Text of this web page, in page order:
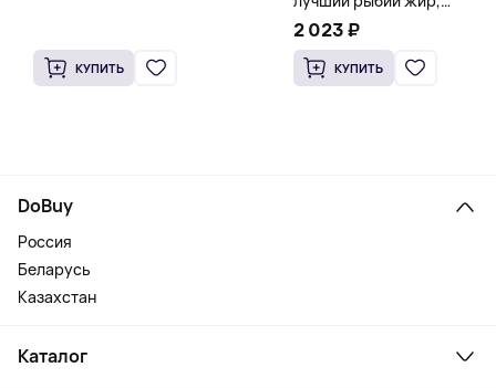
КУПИТЬ
натуральный лимон, 15
пакетиков (5 мл) каждый
2 023 ₽
КУПИТЬ
DoBuy
Россия
Беларусь
Казахстан
Каталог